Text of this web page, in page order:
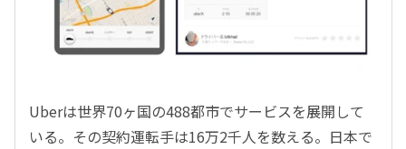
Uberは世界70ヶ国の488都市でサービスを展開して
いる。その契約運転手は16万2千人を数える。日本で